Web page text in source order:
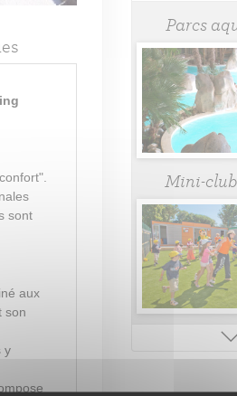
sont
aux
son
y
Parcs
Mini-
Campings